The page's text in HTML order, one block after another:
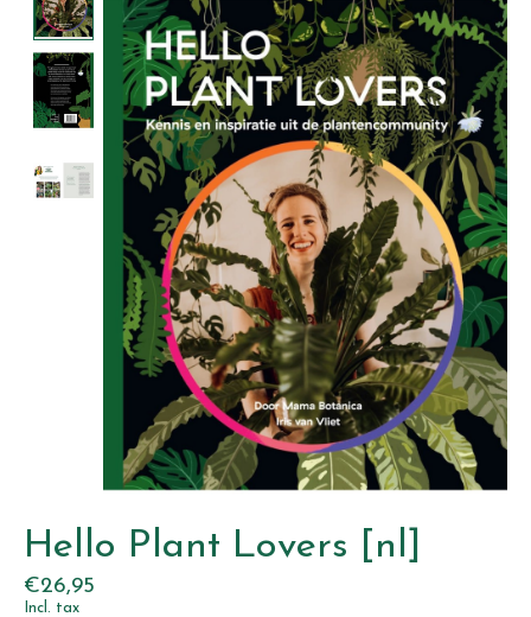
Hello Plant Lovers [nl]
€26,95
Incl. tax